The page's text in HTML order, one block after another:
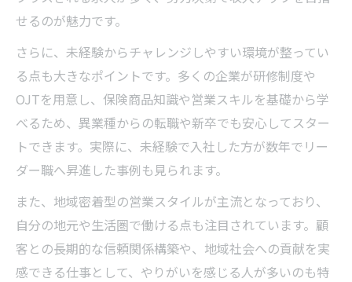
せるのが魅力です。
さらに、未経験からチャレンジしやすい環境が整ってい
る点も大きなポイントです。多くの企業が研修制度や
OJTを用意し、保険商品知識や営業スキルを基礎から学
べるため、異業種からの転職や新卒でも安心してスター
トできます。実際に、未経験で入社した方が数年でリー
ダー職へ昇進した事例も見られます。
また、地域密着型の営業スタイルが主流となっており、
自分の地元や生活圏で働ける点も注目されています。顧
客との長期的な信頼関係構築や、地域社会への貢献を実
感できる仕事として、やりがいを感じる人が多いのも特